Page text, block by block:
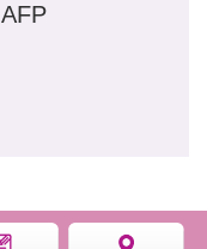
AFP